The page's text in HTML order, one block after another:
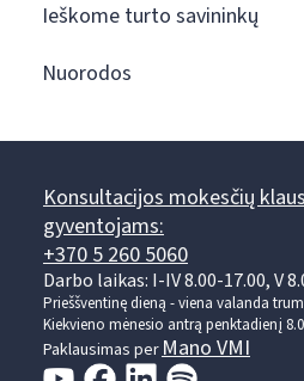
Ieškome turto savininkų
Nuorodos
Konsultacijos mokesčių
gyventojams:
+370 5 260 5060
Darbo laikas: I-IV 8.00-17.00, V
Prieššventinę dieną - viena valanda
Kiekvieno mėnesio antrą penktadienį
Paklausimas perMano VMI